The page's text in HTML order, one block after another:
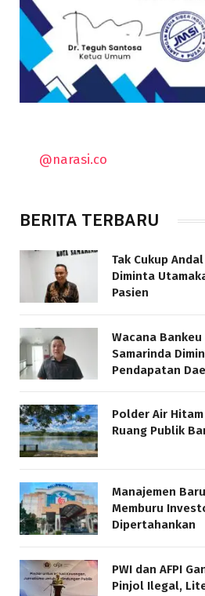
@narasi.co
BERITA TERBARU
Tak Cukup
Diminta
Pasien
Wacana Bankeu
Samarinda
Pendapatan
Polder Air
Ruang Publik
Manajemen
Memburu
Dipertahankan
PWI dan AFPI
Pinjol Ilegal,